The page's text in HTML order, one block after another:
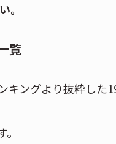
。
覧
キングより抜粋した